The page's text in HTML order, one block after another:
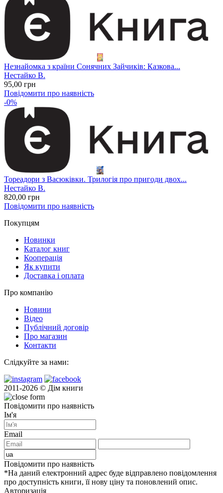
Незнайомка з країни Сонячних Зайчиків: Казкова...
Нестайко В.
95,00 грн
Повідомити про наявність
-0%
Тореадори з Васюківки. Трилогія про пригоди двох...
Нестайко В.
820,00 грн
Повідомити про наявність
Покупцям
Новинки
Каталог книг
Кооперація
Як купити
Доставка і оплата
Про компанію
Новини
Відео
Публічний договір
Про магазин
Контакти
Слідкуйте за нами:
2011-2026 © Дім книги
Повідомити про наявність
Ім'я
Email
Повідомити про наявність
*На даний електронний адрес буде відправлено повідомлення
про доступність книги, її нову ціну та поновлений опис.
Авторизація